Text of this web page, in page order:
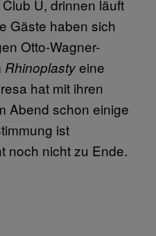
U, drinnen läuft
Gäste haben sich
Otto-Wagner-
Rhinoplastyeine
hat mit ihren
Abend schon einige
ist
noch nicht zu Ende.